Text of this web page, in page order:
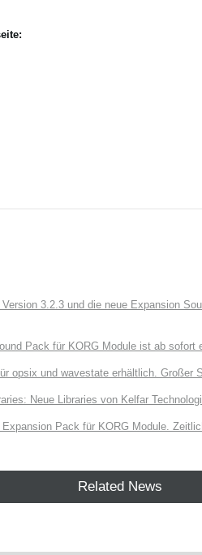
3.2.3 und die neue Expansion
Pack für KORG Module ist ab sofort
opsix und wavestate erhältlich. Großer
Neue Libraries von Kelfar
Pack für KORG Module.
Related News